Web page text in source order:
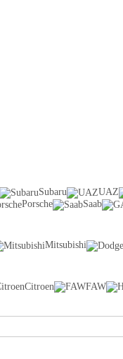
Subaru UAZ
Porsche Saab
Mitsubishi
Citroen FAW